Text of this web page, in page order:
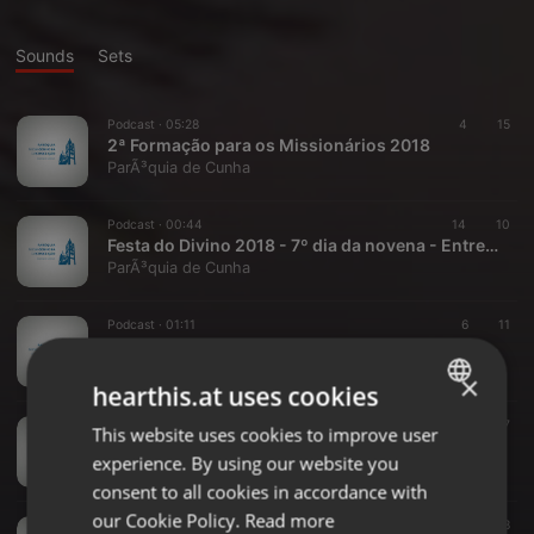
Sounds Sets
Podcast · 05:28 4 15
2ª Formação para os Missionários 2018
ParÃ³quia de Cunha
Podcast · 00:44 14 10
Festa do Divino 2018 - 7º dia da novena - Entrevista 07
ParÃ³quia de Cunha
Podcast · 01:11 6 11
Festa do Divino 2018 - 7º dia da novena - Entrevista 06
Podcast · 00:21 7
ParÃ³quia de Cunha
Podcast ·00:39 8
ENGLISH
GERMAN
×
hearthis.at uses cookies
This website uses cookies to improve user
experience. By using our website you
consent to all cookies in accordance with
our Cookie Policy. Read more